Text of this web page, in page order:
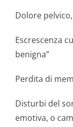
Dolore
Escrescenza
benigna”
Perdita di
Disturbi del
emotiva, o